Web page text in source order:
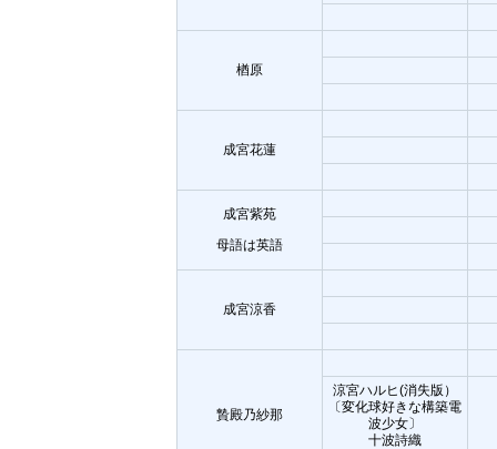
楢原
成宮花蓮
成宮紫苑
母語は英語
成宮涼香
贄殿乃紗那
涼宮ハルヒ(消失版）
〔変化球好きな構築電
波少女〕
十波詩織